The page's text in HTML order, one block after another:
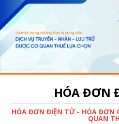
HÓA ĐƠN
HÓA ĐƠN ĐIỆN TỬ - HÓA ĐƠN
QUAN